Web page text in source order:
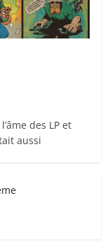
des LP et
aussi